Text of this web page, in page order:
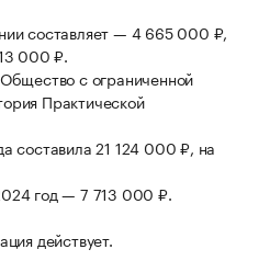
составляет — 4 665 000 ₽,
000 ₽.
с ограниченной
Практической
составила 21 124 000 ₽, на
год — 7 713 000 ₽.
действует.